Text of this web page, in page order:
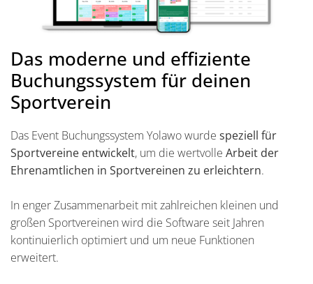
Das moderne und effiziente
Buchungssystem für deinen
Sportverein
Das Event Buchungssystem Yolawo wurde speziell für
Sportvereine entwickelt, um die wertvolle Arbeit der
Ehrenamtlichen in Sportvereinen zu erleichtern.
In enger Zusammenarbeit mit zahlreichen kleinen und
großen Sportvereinen wird die Software seit Jahren
kontinuierlich optimiert und um neue Funktionen
erweitert.